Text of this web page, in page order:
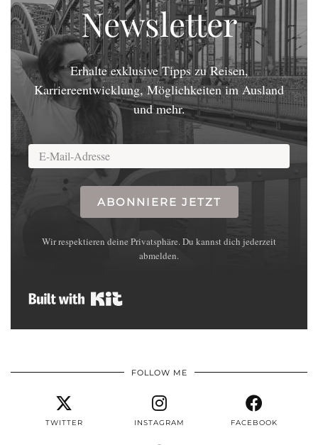
Newsletter
Erhalte exklusive Tipps zu Reisen,
Karriereentwicklung, Möglichkeiten im Ausland
und mehr.
ABONNIERE JETZT
Wir respektieren deine Privatsphäre. Du kannst dich jederzeit
abmelden.
FOLLOW ME
TWITTER INSTAGRAM FACEBOOK